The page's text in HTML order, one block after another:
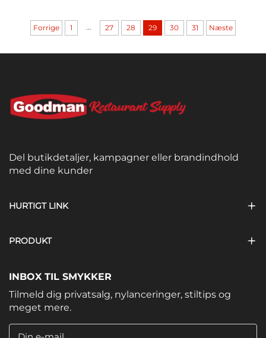
Forrige 1 ... 27 28 29 30 31 Næste
Del butikdetaljer, kampagner eller brandindhold
med dine kunder
HURTIGT LINK
PRODUKT
INBOX TIL SMYKKER
Tilmeld dig privatsalg, nylanceringer, stiltips og
meget mere.